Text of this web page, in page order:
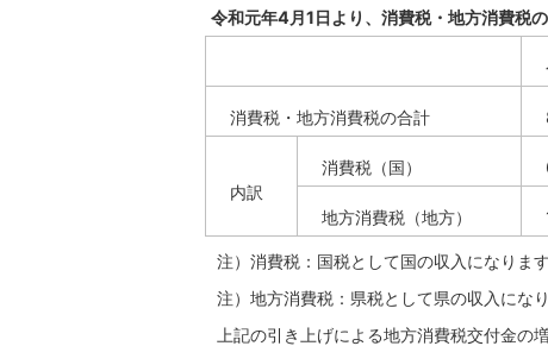
令和元年4月1日より、消費税・地方消費税
消費税・地方消費税の合計
内訳
消費税（国）
地方消費税（地方）
注）消費税：国税として国の収入になります
注）地方消費税：県税として県の収入にな
上記の引き上げによる地方消費税交付金の